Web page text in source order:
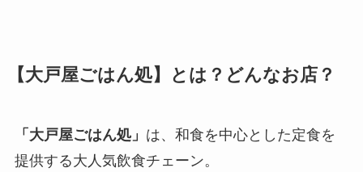
【大戸屋ごはん処】とは？どんなお店？
「大戸屋ごはん処」 は、和食を中心とした定食を
提供する大人気飲食チェーン。